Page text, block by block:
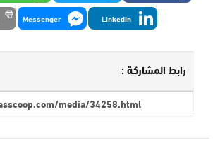
LinkedIn
Messenger
رابط المشاركة :